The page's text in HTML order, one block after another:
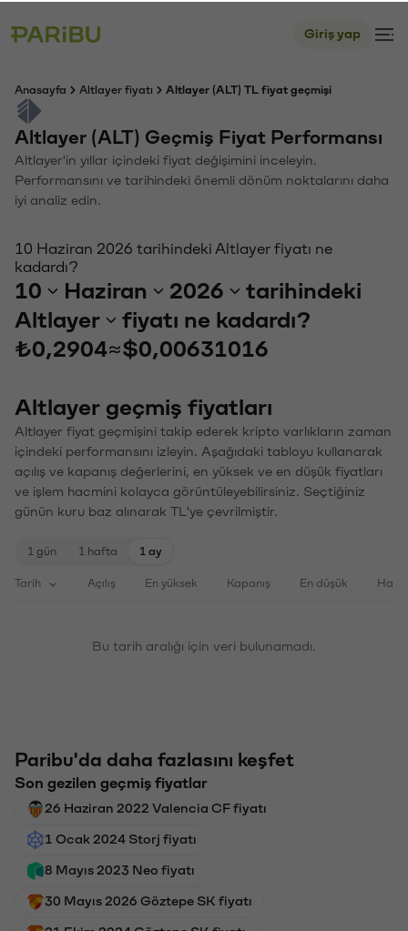
Giriş yap
Anasayfa Altlayer fiyatı Altlayer (ALT) TL fiyat geçmişi
Altlayer (ALT) Geçmiş Fiyat Performansı
Altlayer'in yıllar içindeki fiyat değişimini inceleyin.
Performansını ve tarihindeki önemli dönüm noktalarını daha
iyi analiz edin.
10 Haziran 2026 tarihindeki Altlayer fiyatı ne
kadardı?
10 Haziran 2026
tarihindeki
Altlayer
fiyatı ne kadardı?
₺0,2904≈$0,00631016
Altlayer geçmiş fiyatları
Altlayer fiyat geçmişini takip ederek kripto varlıkların zaman
içindeki performansını izleyin. Aşağıdaki tabloyu kullanarak
açılış ve kapanış değerlerini, en yüksek ve en düşük fiyatları
ve işlem hacmini kolayca görüntüleyebilirsiniz. Seçtiğiniz
günün kuru baz alınarak TL'ye çevrilmiştir.
1 gün 1 hafta 1 ay
Tarih Açılış En yüksek Kapanış En düşük
Bu tarih aralığı için veri bulunamadı.
Paribu'da daha fazlasını keşfet
Son gezilen geçmiş fiyatlar
26 Haziran 2022 Valencia CF fiyatı
1 Ocak 2024 Storj fiyatı
8 Mayıs 2023 Neo fiyatı
30 Mayıs 2026 Göztepe SK fiyatı